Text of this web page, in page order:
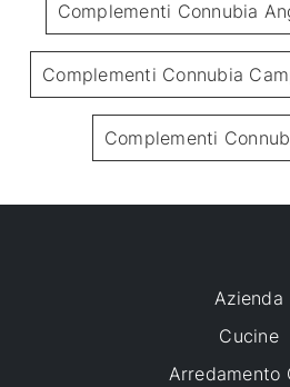
Complementi Connubia
Complementi Connubia
Complementi
Azienda
Cucine
Arredamento